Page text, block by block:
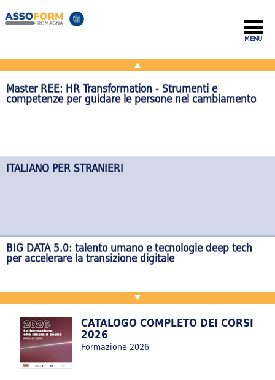
MENU
Master REE: HR Transformation - Strumenti e
competenze per guidare le persone nel cambiamento
ITALIANO PER STRANIERI
BIG DATA 5.0: talento umano e tecnologie deep tech
per accelerare la transizione digitale
GREEN COMP_2025_25394_RER
CATALOGO COMPLETO DEI CORSI
2026
Formazione 2026